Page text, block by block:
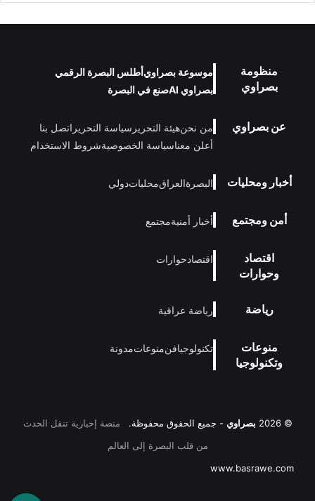
منظومة
بصراوي
موسوعة بصراويأطلس البصرة الرقمي
بصراوي AI
صنع في البصرة
عن بصراوي من نحنهيئة التحرير سياسة التحرير اتصل بنا
أعلن معناسياسة الخصوصيةشروط الاستخدام
أخبار ومحليات البصرةالعراقمحلياتدولي
أمن ومجتمع أخبار أمنيةمجتمع
اقتصاد
وحوارات
اقتصادحوارات
رياضة رياضة عراقية
منوعات
وتكنولوجيا
تكنولوجيافنمنوعاتمدونة
© 2026 بصراوي - جميع الحقوق محفوظة.
منصة إخبارية تنقل الحدث
من قلب البصرة إلى العالم
www.basrawe.com